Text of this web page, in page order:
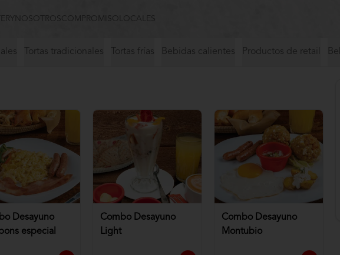
NOSOTROSCOMPROMISO LOCALES
Tortas tradicionales Tortas frías Bebidas calientes Productos de retail
Desayuno
especial
Combo Desayuno
Light
Combo Desayuno
Montubio